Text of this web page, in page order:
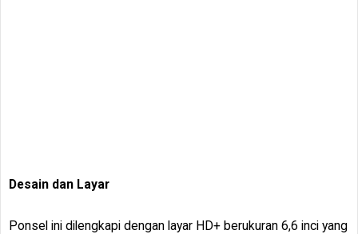
Desain dan Layar
Ponsel ini dilengkapi dengan layar HD+ berukuran 6,6 inci yang